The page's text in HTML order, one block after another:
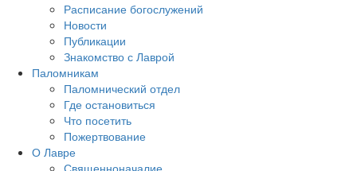
Расписание богослужений
Новости
Публикации
Знакомство с Лаврой
Паломникам
Паломнический отдел
Где остановиться
Что посетить
Пожертвование
О Лавре
Священноначалие